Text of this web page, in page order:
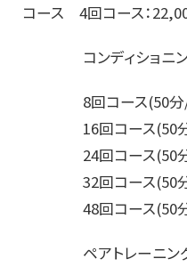
コース 4回コース：
コンディショニング
8回コース(50分/
16回コース(50分/
24回コース(50分/
32回コース(50分/
48回コース(50分/
ペアトレーニン